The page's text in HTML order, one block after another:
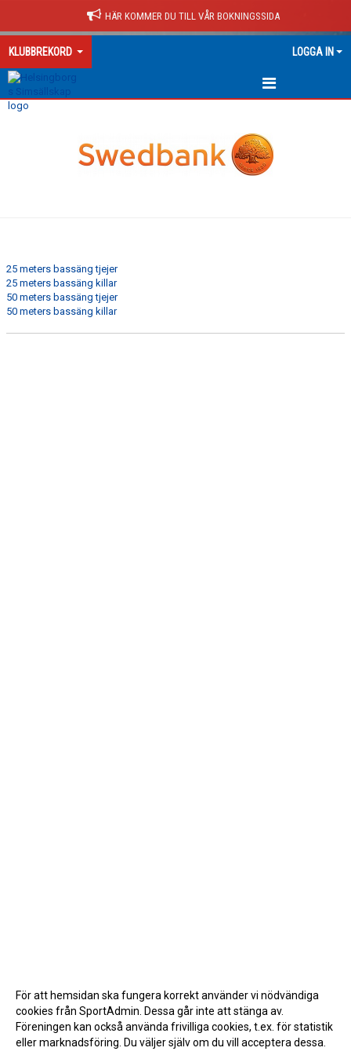
HÄR KOMMER DU TILL VÅR BOKNINGSSIDA
KLUBBREKORD LOGGA IN
KLUBBREKORD
25 meters bassäng tjejer
25 meters bassäng killar
50 meters bassäng tjejer
50 meters bassäng killar
För att hemsidan ska fungera korrekt använder vi nödvändiga
cookies från SportAdmin. Dessa går inte att stänga av.
Föreningen kan också använda frivilliga cookies, t.ex. för statistik
eller marknadsföring. Du väljer själv om du vill acceptera dessa.